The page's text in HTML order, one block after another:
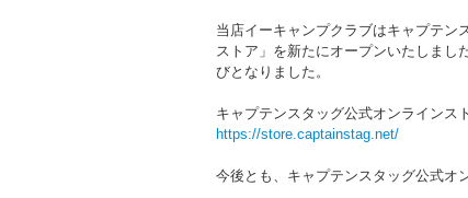
当店イーキャンプクラブはキャプテン
ストア」を新たにオープンいたしまし
びとなりました。
キャプテンスタッグ公式オンラインス
https://store.captainstag.net/
今後とも、キャプテンスタッグ公式オ